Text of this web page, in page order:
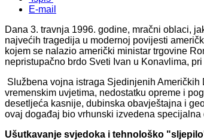
E-mail
Dana 3. travnja 1996. godine, mračni oblaci,
najvećih tragedija u modernoj povijesti
kojem se nalazio američki ministar trgovine
nepristupačno brdo Sveti Ivan u Konavlima,
Službena vojna istraga Sjedinjenih
vremenskim uvjetima, nedostatku opreme i
desetljeća kasnije, dubinska obavještajna i
ovaj događaj bio vrhunski izvedena specijalna
Ušutkavanje svjedoka i tehnološko